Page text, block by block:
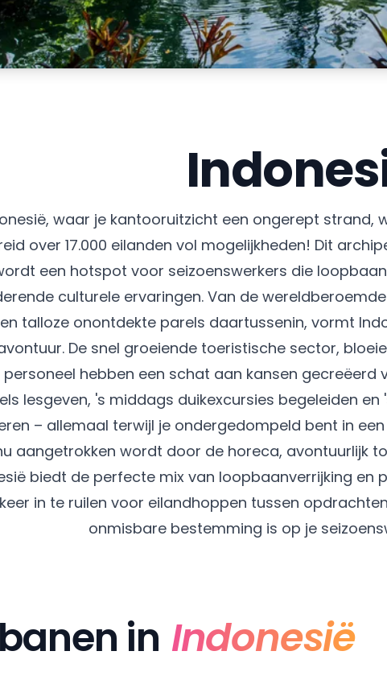
waar je kantooruitzicht een ongerept
over 17.000 eilanden vol mogelijkheden! Dit
een hotspot voor seizoenswerkers die
culturele ervaringen. Van de
talloze onontdekte parels daartussenin, vormt
De snel groeiende toeristische sector,
hebben een schat aan kansen gecreëerd
lesgeven, 's middags duikexcursies begeleiden
– allemaal terwijl je ondergedompeld bent in
aangetrokken wordt door de horeca, avontuurlijk
biedt de perfecte mix van loopbaanverrijking en
in te ruilen voor eilandhoppen tussen
onmisbare bestemming is op je
in Indonesië